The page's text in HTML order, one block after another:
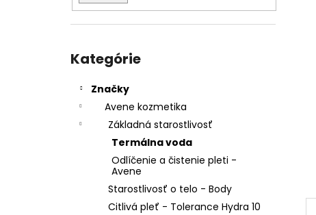
kategórie
Kategórie
Značky
Avene kozmetika
Základná starostlivosť
Termálna voda
Odlíčenie a čistenie pleti -
Avene
Starostlivosť o telo - Body
Citlivá pleť - Tolerance Hydra 10